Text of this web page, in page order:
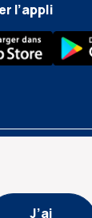
J’ai
l’appli